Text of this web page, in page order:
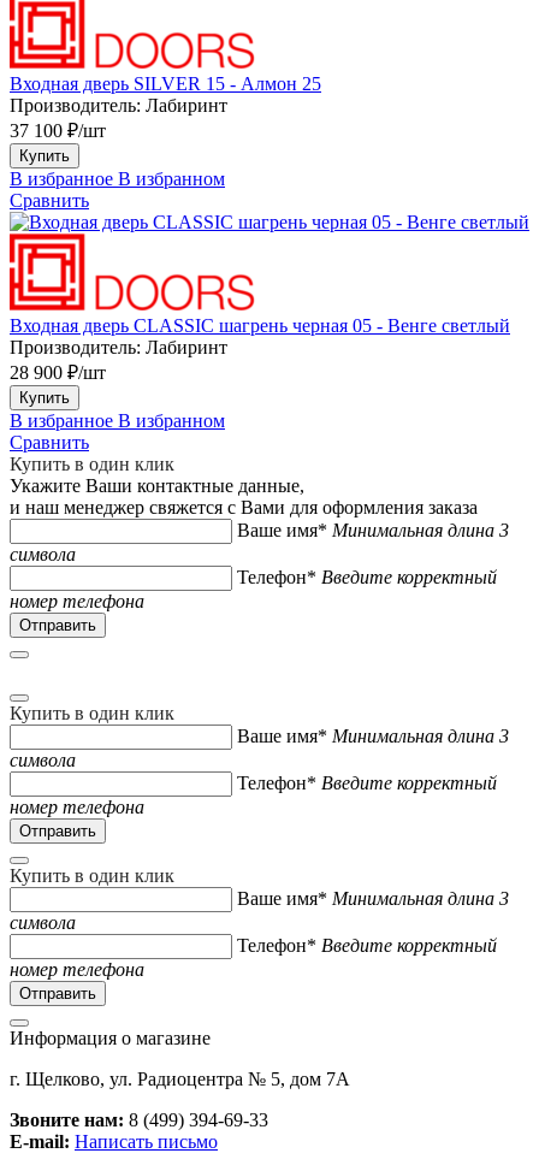
Входная дверь SILVER 15 - Алмон 25
Производитель: Лабиринт
37 100 ₽/шт
Купить
В избранное В избранном
Сравнить
Входная дверь CLASSIC шагрень черная 05 - Венге светлый
Производитель: Лабиринт
28 900 ₽/шт
Купить
В избранное В избранном
Сравнить
Купить в один клик
Укажите Ваши контактные данные,
и наш менеджер свяжется с Вами для оформления заказа
Ваше имя* Минимальная длина 3
символа
Телефон* Введите корректный
номер телефона
Купить в один клик
Ваше имя* Минимальная длина 3
символа
Телефон* Введите корректный
номер телефона
Купить в один клик
Ваше имя* Минимальная длина 3
символа
Телефон* Введите корректный
номер телефона
Информация о магазине
г. Щелково, ул. Радиоцентра № 5, дом 7А
Звоните нам: 8 (499) 394-69-33
E-mail: Написать письмо